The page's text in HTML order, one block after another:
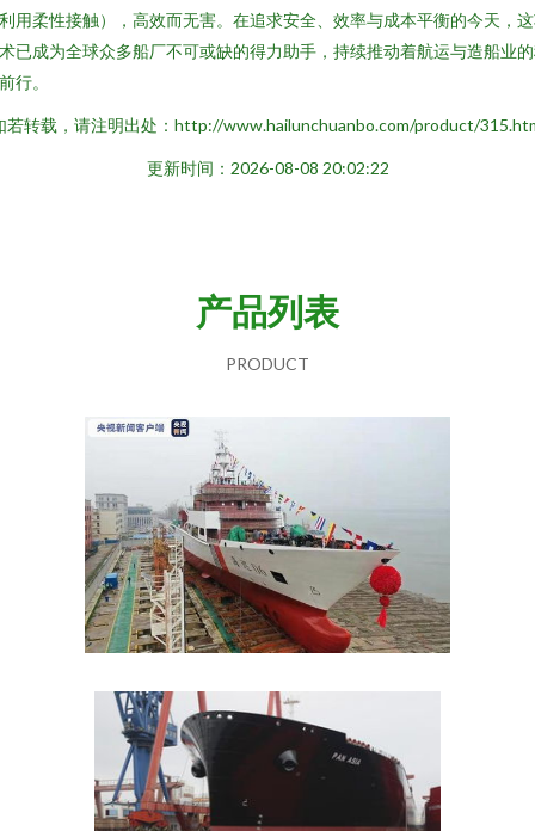
用柔性接触），高效而无害。在追求安全、效率与成本平衡的今天，
已成为全球众多船厂不可或缺的得力助手，持续推动着航运与造船业
行。
若转载，请注明出处：http://www.hailunchuanbo.com/product/
更新时间：2026-08-08 20:02:22
产品列表
PRODUCT